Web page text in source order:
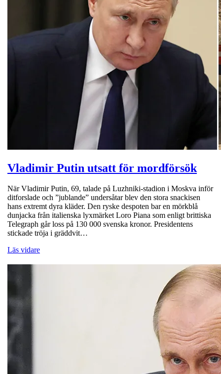
Vladimir Putin utsatt för mordförsök
När Vladimir Putin, 69, talade på Luzhniki-stadion i Moskva inför
ditforslade och ”jublande” undersåtar blev den stora snackisen
hans extremt dyra kläder. Den ryske despoten bar en mörkblå
dunjacka från italienska lyxmärket Loro Piana som enligt brittiska
Telegraph går loss på 130 000 svenska kronor. Presidentens
stickade tröja i gräddvit…
Läs vidare